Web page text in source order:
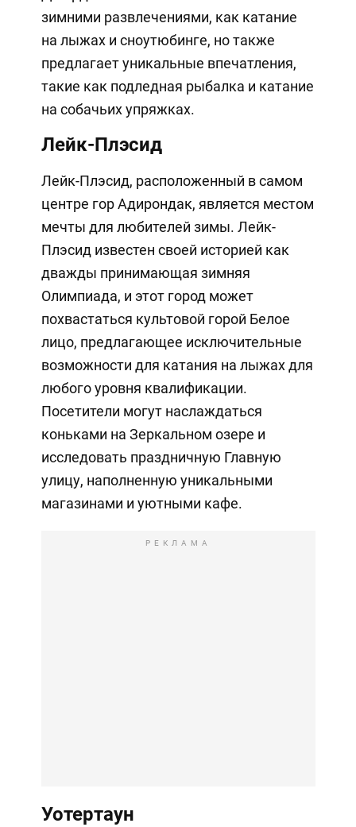
зимними развлечениями, как катание
на лыжах и сноутюбинге, но также
предлагает уникальные впечатления,
такие как подледная рыбалка и катание
на собачьих упряжках.
Лейк-Плэсид
Лейк-Плэсид, расположенный в самом
центре гор Адирондак, является местом
мечты для любителей зимы. Лейк-
Плэсид известен своей историей как
дважды принимающая зимняя
Олимпиада, и этот город может
похвастаться культовой горой Белое
лицо, предлагающее исключительные
возможности для катания на лыжах для
любого уровня квалификации.
Посетители могут наслаждаться
коньками на Зеркальном озере и
исследовать праздничную Главную
улицу, наполненную уникальными
магазинами и уютными кафе.
РЕКЛАМА
Уотертаун